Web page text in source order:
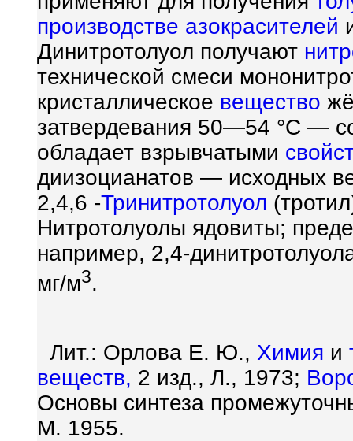
производстве азокрасителей
Динитротолуол получают
технической смеси
кристаллическое вещество
затвердевания 50—54 °C —
обладает взрывчатыми
диизоцианатов — исходных
2,4,6 -Тринитротолуол
Нитротолуолы ядовиты;
например, 2,4-
мг/м3.
Лит.: Орлова Е. Ю., Химия и
веществ, 2 изд., Л., 1973;
Основы синтеза
М. 1955.